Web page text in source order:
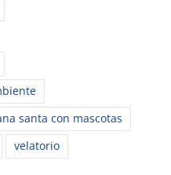
santa con mascotas
velatorio